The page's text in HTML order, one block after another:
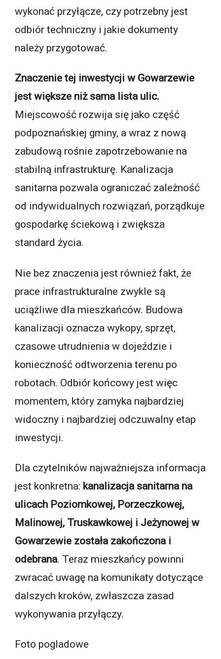
wykonać przyłącze, czy potrzebny jest
odbiór techniczny i jakie dokumenty
należy przygotować.
Znaczenie tej inwestycji w Gowarzewie
jest większe niż sama lista ulic.
Miejscowość rozwija się jako część
podpoznańskiej gminy, a wraz z nową
zabudową rośnie zapotrzebowanie na
stabilną infrastrukturę. Kanalizacja
sanitarna pozwala ograniczać zależność
od indywidualnych rozwiązań, porządkuje
gospodarkę ściekową i zwiększa
standard życia.
Nie bez znaczenia jest również fakt, że
prace infrastrukturalne zwykle są
uciążliwe dla mieszkańców. Budowa
kanalizacji oznacza wykopy, sprzęt,
czasowe utrudnienia w dojeździe i
konieczność odtworzenia terenu po
robotach. Odbiór końcowy jest więc
momentem, który zamyka najbardziej
widoczny i najbardziej odczuwalny etap
inwestycji.
Dla czytelników najważniejsza informacja
jest konkretna: kanalizacja sanitarna na
ulicach Poziomkowej, Porzeczkowej,
Malinowej, Truskawkowej i Jeżynowej w
Gowarzewie została zakończona i
odebrana. Teraz mieszkańcy powinni
zwracać uwagę na komunikaty dotyczące
dalszych kroków, zwłaszcza zasad
wykonywania przyłączy.
Foto pogladowe